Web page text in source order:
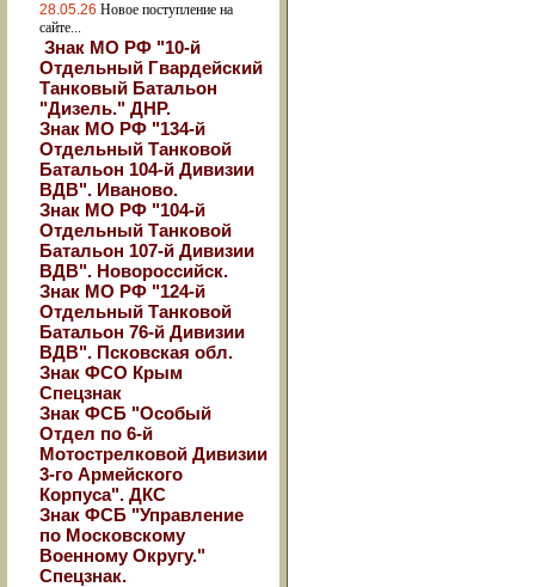
28.05.26 Новое поступление на
сайте...
Знак МО РФ "10-й
Отдельный Гвардейский
Танковый Батальон
"Дизель." ДНР.
Знак МО РФ "134-й
Отдельный Танковой
Батальон 104-й Дивизии
ВДВ". Иваново.
Знак МО РФ "104-й
Отдельный Танковой
Батальон 107-й Дивизии
ВДВ". Новороссийск.
Знак МО РФ "124-й
Отдельный Танковой
Батальон 76-й Дивизии
ВДВ". Псковская обл.
Знак ФСО Крым
Спецзнак
Знак ФСБ "Особый
Отдел по 6-й
Мотострелковой Дивизии
3-го Армейского
Корпуса". ДКС
Знак ФСБ "Управление
по Московскому
Военному Округу."
Спецзнак.